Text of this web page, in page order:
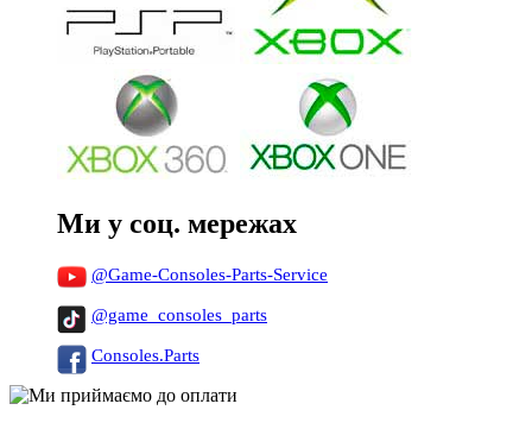
Ми у соц. мережах
@Game-Consoles-Parts-Service
@game_consoles_parts
Consoles.Parts